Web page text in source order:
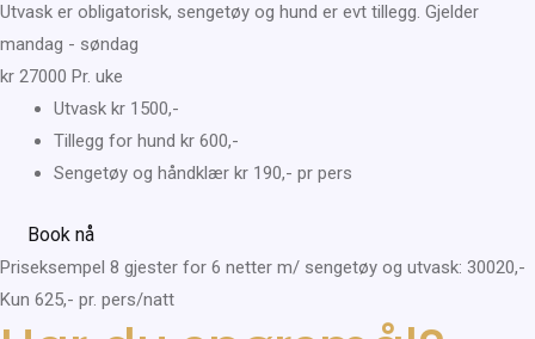
Utvask er obligatorisk, sengetøy og hund er evt tillegg. Gjelder
mandag - søndag
kr 27000 Pr. uke
Utvask kr 1500,-
Tillegg for hund kr 600,-​
Sengetøy og håndklær kr 190,- pr pers
Book nå
Priseksempel 8 gjester for 6 netter m/ sengetøy og utvask: 30020,-
Kun 625,- pr. pers/natt